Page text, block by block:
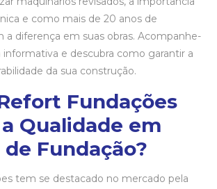
e como mais de 20 anos de
a diferença em suas obras. Acompanhe-
informativa e descubra como garantir a
da sua construção.
Fundações
Qualidade em
Fundação?
tem se destacado no mercado pela